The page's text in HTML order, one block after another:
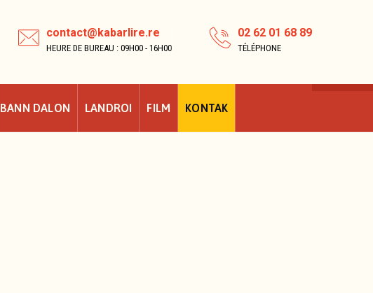
contact@kabarlire.re
HEURE DE BUREAU : 09H00 - 16H00
02 62 01 68 89
TÉLÉPHONE
BANN DALON LANDROI FILM KONTAK